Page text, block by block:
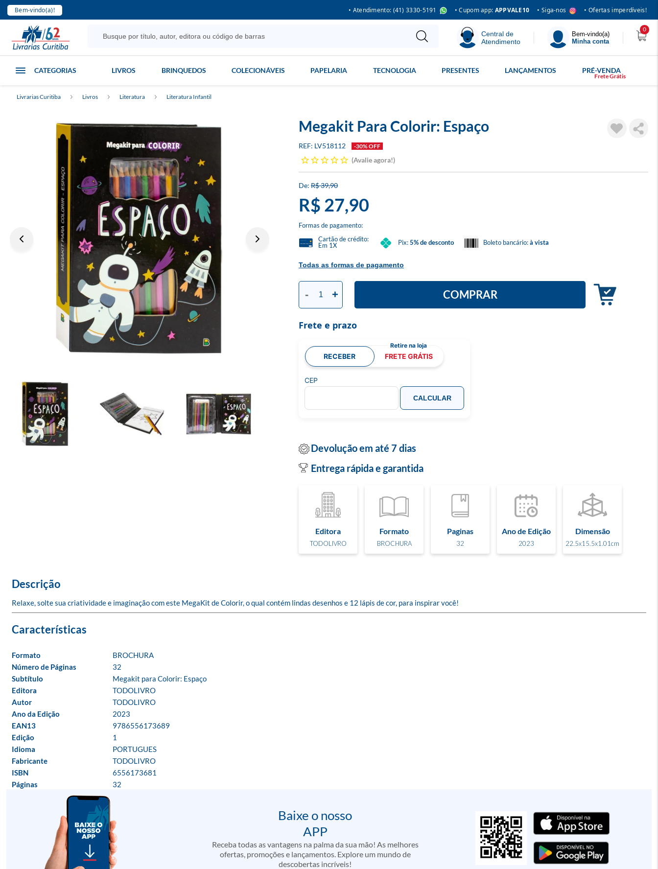
Bem-vindo(a)! • Atendimento: (41) 3330-5191 • Cupom app: APPVALE10 • Siga-nos • Ofertas imperdíveis!
Central de
Atendimento
Bem-vindo(a)
Minha conta
0
CATEGORIAS LIVROS BRINQUEDOS COLECIONÁVEIS PAPELARIA TECNOLOGIA PRESENTES LANÇAMENTOS PRÉ-VENDA
Livrarias Curitiba Livros Literatura Literatura Infantil
Megakit Para Colorir: Espaço
LV518112 -30% OFF
Avalie agora!
R$ 39,90
R$ 27,90
Formas de pagamento:
Todas as formas de pagamento
Cartão de crédito:
Em 1X
Pix:5% de desconto Boleto bancário:à vista
- + COMPRAR
Frete e prazo
RECEBER FRETE GRÁTIS
CEP
CALCULAR
Devolução em até 7 dias
Entrega rápida e garantida
Editora
TODOLIVRO
Formato
BROCHURA
Paginas
32
Ano de Edição
2023
Dimensão
22.5x15.5x1.01cm
Descrição
Relaxe, solte sua criatividade e imaginação com este MegaKit de Colorir, o qual contém lindas desenhos e 12 lápis de cor, para inspirar você!
Formato
BROCHURA
Número de Páginas
32
Subtítulo
Megakit para Colorir: Espaço
Editora
TODOLIVRO
Autor
TODOLIVRO
Ano da Edição
2023
EAN13
9786556173689
Edição
1
Idioma
PORTUGUES
Fabricante
TODOLIVRO
ISBN
6556173681
Páginas
32
Baixe o nosso
APP
Receba todas as vantagens na palma da sua mão! As melhores
ofertas, promoções e lançamentos. Explore um mundo de
descobertas incríveis!